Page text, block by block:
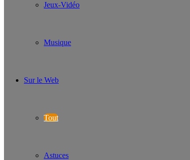
Jeux-Vidéo
Musique
Sur le Web
Tout
Astuces